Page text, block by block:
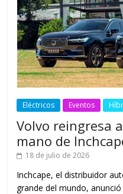
Eléctricos Eventos
Volvo reingresa
mano de
18 de julio de 2026
Inchcape, el distribuidor
grande del mundo,